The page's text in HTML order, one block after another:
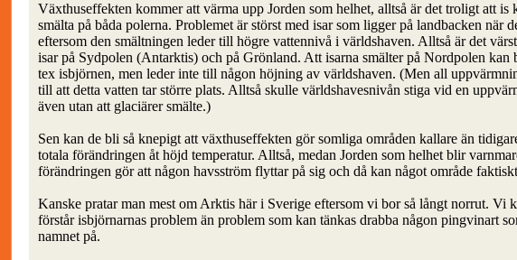
Växthuseffekten kommer att värma upp Jorden som helhet, alltså är det troligt att is
smälta på båda polerna. Problemet är störst med isar som ligger på landbacken när
eftersom den smältningen leder till högre vattennivå i världshaven. Alltså är det
isar på Sydpolen (Antarktis) och på Grönland. Att isarna smälter på Nordpolen kan
tex isbjörnen, men leder inte till någon höjning av världshaven. (Men all
till att detta vatten tar större plats. Alltså skulle världshavesnivån stiga vid en
även utan att glaciärer smälte.)
Sen kan de bli så knepigt att växthuseffekten gör somliga områden kallare än
totala förändringen åt höjd temperatur. Alltså, medan Jorden som helhet blir
förändringen gör att någon havsström flyttar på sig och då kan något område
Kanske pratar man mest om Arktis här i Sverige eftersom vi bor så långt norrut. Vi
förstår isbjörnarnas problem än problem som kan tänkas drabba någon pingvinart
namnet på.